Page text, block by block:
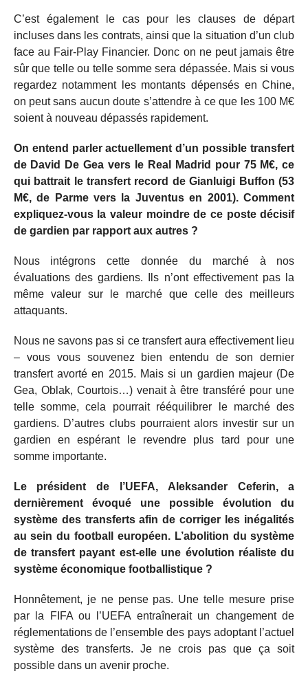
C’est également le cas pour les clauses de départ
incluses dans les contrats, ainsi que la situation d’un club
face au Fair-Play Financier. Donc on ne peut jamais être
sûr que telle ou telle somme sera dépassée. Mais si vous
regardez notamment les montants dépensés en Chine,
on peut sans aucun doute s’attendre à ce que les 100 M€
soient à nouveau dépassés rapidement.
On entend parler actuellement d’un possible transfert
de David De Gea vers le Real Madrid pour 75 M€, ce
qui battrait le transfert record de Gianluigi Buffon (53
M€, de Parme vers la Juventus en 2001). Comment
expliquez-vous la valeur moindre de ce poste décisif
de gardien par rapport aux autres ?
Nous intégrons cette donnée du marché à nos
évaluations des gardiens. Ils n’ont effectivement pas la
même valeur sur le marché que celle des meilleurs
attaquants.
Nous ne savons pas si ce transfert aura effectivement lieu
– vous vous souvenez bien entendu de son dernier
transfert avorté en 2015. Mais si un gardien majeur (De
Gea, Oblak, Courtois…) venait à être transféré pour une
telle somme, cela pourrait rééquilibrer le marché des
gardiens. D’autres clubs pourraient alors investir sur un
gardien en espérant le revendre plus tard pour une
somme importante.
Le président de l’UEFA, Aleksander Ceferin, a
dernièrement évoqué une possible évolution du
système des transferts afin de corriger les inégalités
au sein du football européen. L’abolition du système
de transfert payant est-elle une évolution réaliste du
système économique footballistique ?
Honnêtement, je ne pense pas. Une telle mesure prise
par la FIFA ou l’UEFA entraînerait un changement de
réglementations de l’ensemble des pays adoptant l’actuel
système des transferts. Je ne crois pas que ça soit
possible dans un avenir proche.